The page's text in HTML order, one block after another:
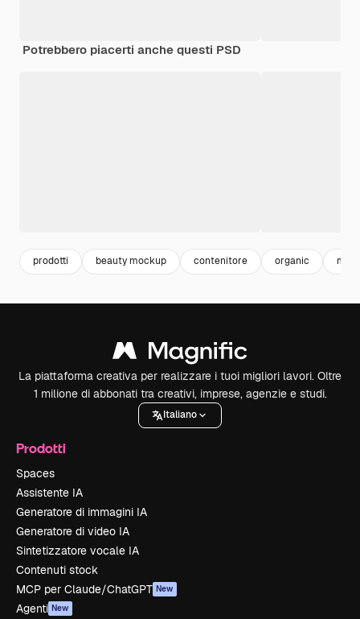
Potrebbero piacerti anche questi PSD
prodotti beauty mockup contenitore organic
La piattaforma creativa per realizzare i tuoi migliori lavori. Oltre
1 milione di abbonati tra creativi, imprese, agenzie e studi.
Italiano
Prodotti
Spaces
Assistente IA
Generatore di immagini IA
Generatore di video IA
Sintetizzatore vocale IA
Contenuti stock
MCP per Claude/ChatGPT New
Agenti New